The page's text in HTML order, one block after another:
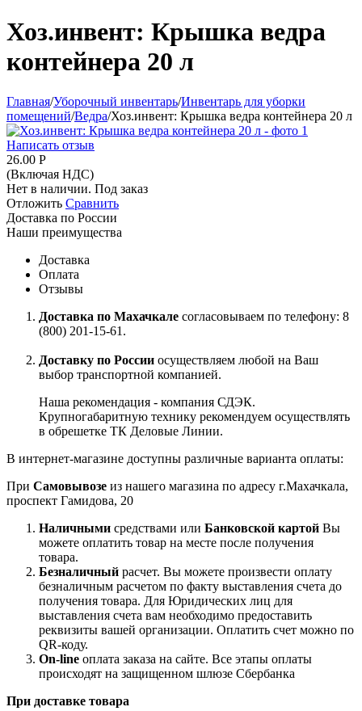
Хоз.инвент: Крышка ведра
контейнера 20 л
Главная/Уборочный инвентарь/Инвентарь для уборки
помещений/Ведра/Хоз.инвент: Крышка ведра контейнера 20 л
Написать отзыв
26.00 Р
(Включая НДС)
Нет в наличии. Под заказ
Отложить Сравнить
Доставка по России
Наши преимущества
Доставка
Оплата
Отзывы
Доставка по Махачкале согласовываем по телефону: 8
(800) 201-15-61.
Доставку по России осуществляем любой на Ваш
выбор транспортной компанией.
Наша рекомендация - компания СДЭК.
Крупногабаритную технику рекомендуем осуществлять
в обрешетке ТК Деловые Линии.
В интернет-магазине доступны различные варианта оплаты:
При Самовывозе из нашего магазина по адресу г.Махачкала,
проспект Гамидова, 20
Наличными средствами или Банковской картой Вы
можете оплатить товар на месте после получения
товара.
Безналичный расчет. Вы можете произвести оплату
безналичным расчетом по факту выставления счета до
получения товара. Для Юридических лиц для
выставления счета вам необходимо предоставить
реквизиты вашей организации. Оплатить счет можно по
QR-коду.
On-line оплата заказа на сайте. Все этапы оплаты
происходят на защищенном шлюзе Сбербанка
При доставке товара